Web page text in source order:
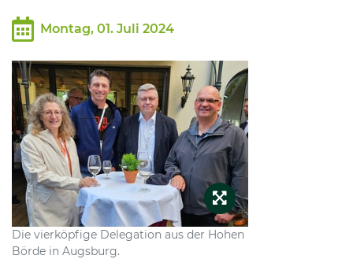
Wirtschaft, Bauen, Verkehr
Tourismus, Freizeit, Dorfleben
Ehrenamt und Engagement
Montag, 01. Juli 2024
Die vierköpfige Delegation aus der Hohen
Börde in Augsburg.